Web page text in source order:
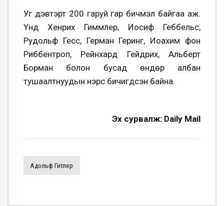
Уг дэвтэрт 200 гаруй гар бичмэл байгаа аж.
Үүнд Хенрих Гиммлер, Иосиф Геббельс,
Рудольф Гесс, Герман Геринг, Иоахим фон
Риббентроп, Рейнхард Гейдрих, Альберт
Борман болон бусад өндөр албан
тушаалтнуудын нэрс бичигдсэн байна.
Эх сурвалж: Daily Mail
Адольф Гитлер